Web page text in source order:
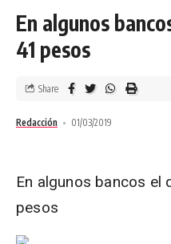
En algunos
41 pesos
Redacción 01/03/2019
Share
En algunos bancos el
pesos